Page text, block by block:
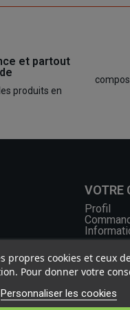
et partout
produits en
VOTRE
Profil
propres cookies et ceux
Pour donner votre
Personnaliser les cookies